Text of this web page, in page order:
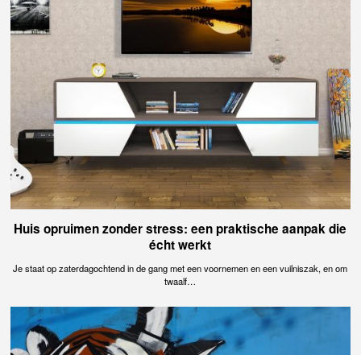
Huis opruimen zonder stress: een praktische aanpak die
écht werkt
Je staat op zaterdagochtend in de gang met een voornemen en een vuilniszak, en om
twaalf…